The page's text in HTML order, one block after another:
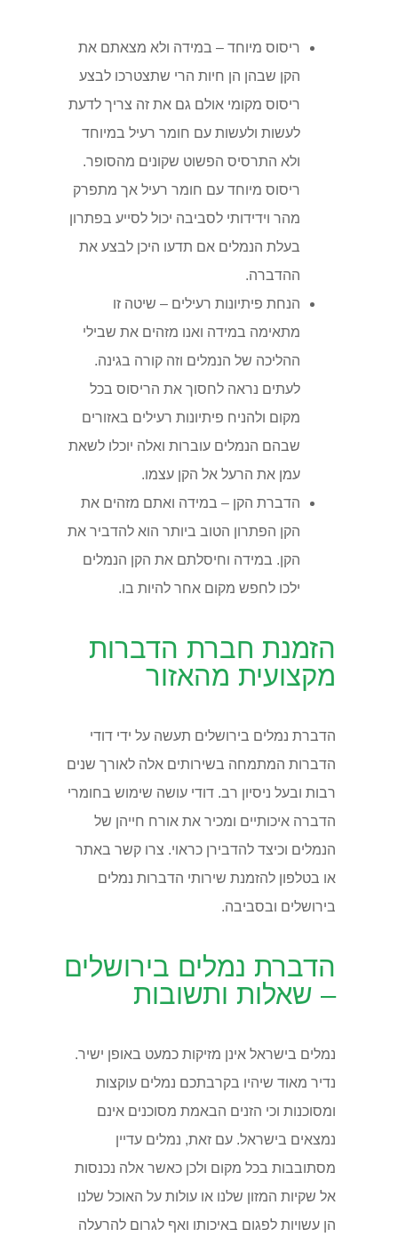
ריסוס מיוחד – במידה ולא מצאתם את
הקן שבהן הן חיות הרי שתצטרכו לבצע
ריסוס מקומי אולם גם את זה צריך לדעת
לעשות ולעשות עם חומר רעיל במיוחד
ולא התרסיס הפשוט שקונים מהסופר.
ריסוס מיוחד עם חומר רעיל אך מתפרק
מהר וידידותי לסביבה יכול לסייע בפתרון
בעלת הנמלים אם תדעו היכן לבצע את
ההדברה.
הנחת פיתיונות רעילים – שיטה זו
מתאימה במידה ואנו מזהים את שבילי
ההליכה של הנמלים וזה קורה בגינה.
לעתים נראה לחסוך את הריסוס בכל
מקום ולהניח פיתיונות רעילים באזורים
שבהם הנמלים עוברות ואלה יוכלו לשאת
עמן את הרעל אל הקן עצמו.
הדברת הקן – במידה ואתם מזהים את
הקן הפתרון הטוב ביותר הוא להדביר את
הקן. במידה וחיסלתם את הקן הנמלים
ילכו לחפש מקום אחר להיות בו.
הזמנת חברת הדברות
מקצועית מהאזור
הדברת נמלים בירושלים תעשה על ידי דודי
הדברות המתמחה בשירותים אלה לאורך שנים
רבות ובעל ניסיון רב. דודי עושה שימוש בחומרי
הדברה איכותיים ומכיר את אורח חייהן של
הנמלים וכיצד להדבירן כראוי. צרו קשר באתר
או בטלפון להזמנת שירותי הדברות נמלים
בירושלים ובסביבה.
הדברת נמלים בירושלים
– שאלות ותשובות
נמלים בישראל אינן מזיקות כמעט באופן ישיר.
נדיר מאוד שיהיו בקרבתכם נמלים עוקצות
ומסוכנות וכי הזנים הבאמת מסוכנים אינם
נמצאים בישראל. עם זאת, נמלים עדיין
מסתובבות בכל מקום ולכן כאשר אלה נכנסות
אל שקיות המזון שלנו או עולות על האוכל שלנו
הן עשויות לפגום באיכותו ואף לגרום להרעלה